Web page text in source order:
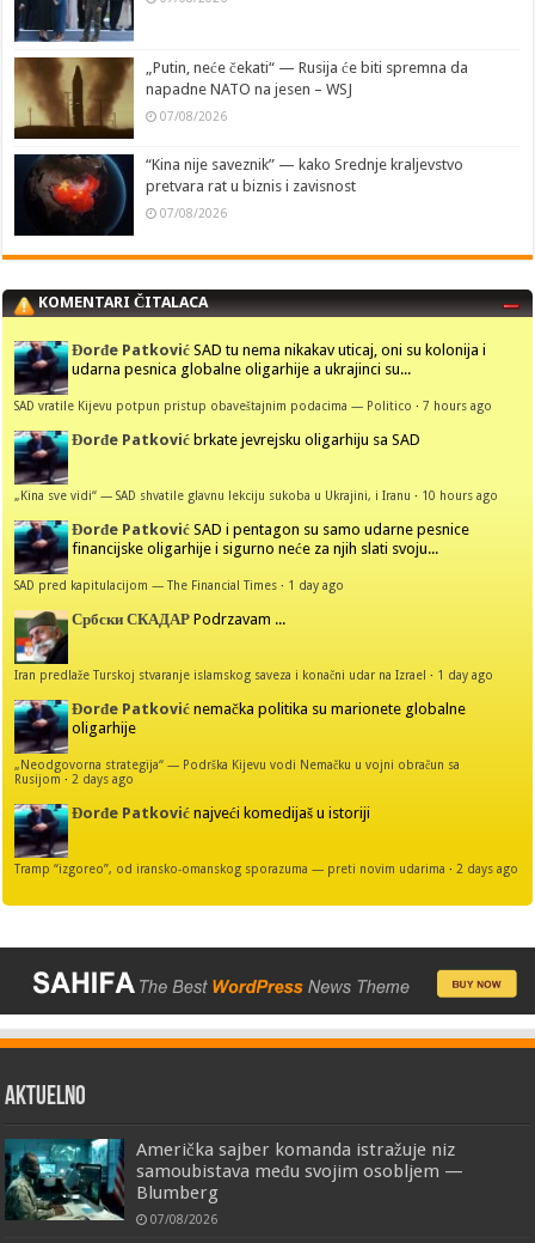
„Putin, neće čekati“ — Rusija će biti spremna da
napadne NATO na jesen – WSJ
07/08/2026
“Kina nije saveznik” — kako Srednje kraljevstvo
pretvara rat u biznis i zavisnost
07/08/2026
KOMENTARI ČITALACA
Đorđe Patković SAD tu nema nikakav uticaj, oni su kolonija i
udarna pesnica globalne oligarhije a ukrajinci su...
SAD vratile Kijevu potpun pristup obaveštajnim podacima — Politico ·7 hours ago
Đorđe Patković brkate jevrejsku oligarhiju sa SAD
„Kina sve vidi“ — SAD shvatile glavnu lekciju sukoba u Ukrajini, i Iranu · 10 hours ago
Đorđe Patković SAD i pentagon su samo udarne pesnice
financijske oligarhije i sigurno neće za njih slati svoju...
SAD pred kapitulacijom — The Financial Times · 1 day ago
Србски СКАДАР Podrzavam ...
Iran predlaže Turskoj stvaranje islamskog saveza i konačni udar na Izrael · 1 day ago
Đorđe Patković nemačka politika su marionete globalne
oligarhije
„Neodgovorna strategija“ — Podrška Kijevu vodi Nemačku u vojni obračun sa
Rusijom · 2 days ago
Đorđe Patković najveći komedijaš u istoriji
Tramp “izgoreo”, od iransko-omanskog sporazuma — preti novim udarima · 2 days ago
AKTUELNO
Američka sajber komanda istražuje niz
samoubistava među svojim osobljem —
Blumberg
07/08/2026